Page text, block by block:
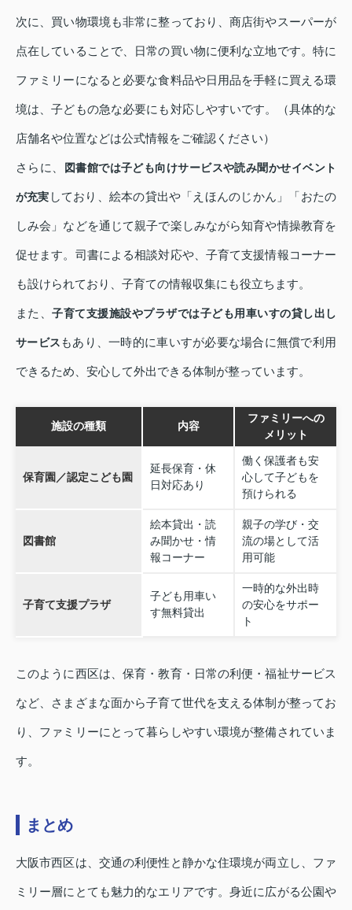
次に、買い物環境も非常に整っており、商店街やスーパーが
点在していることで、日常の買い物に便利な立地です。特に
ファミリーになると必要な食料品や日用品を手軽に買える環
境は、子どもの急な必要にも対応しやすいです。（具体的な
店舗名や位置などは公式情報をご確認ください）
さらに、 図書館では子ども向けサービスや読み聞かせイベント
が充実 しており、絵本の貸出や「えほんのじかん」「おたの
しみ会」などを通じて親子で楽しみながら知育や情操教育を
促せます。司書による相談対応や、子育て支援情報コーナー
も設けられており、子育ての情報収集にも役立ちます。
また、子育て支援施設やプラザでは子ども用車いすの貸し出し
サービス もあり、一時的に車いすが必要な場合に無償で利用
できるため、安心して外出できる体制が整っています。
施設の種類 内容
ファミリーへの
メリット
保育園／認定こども園
延長保育・休
日対応あり
働く保護者も安
心して子どもを
預けられる
図書館
絵本貸出・読
み聞かせ・情
報コーナー
親子の学び・交
流の場として活
用可能
子育て支援プラザ
子ども用車い
す無料貸出
一時的な外出時
の安心をサポー
ト
このように西区は、保育・教育・日常の利便・福祉サービス
など、さまざまな面から子育て世代を支える体制が整ってお
り、ファミリーにとって暮らしやすい環境が整備されていま
す。
まとめ
大阪市西区は、交通の利便性と静かな住環境が両立し、ファ
ミリー層にとても魅力的なエリアです。身近に広がる公園や